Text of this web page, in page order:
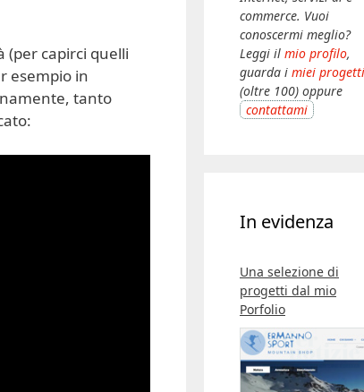
(per capirci quelli
esempio in
tanto
commerce. Vuoi
conoscermi meglio?
Leggi il mio profilo,
guarda i miei progetti
(oltre 100) oppure
contattami
In evidenza
Una selezione di
progetti dal mio
Porfolio